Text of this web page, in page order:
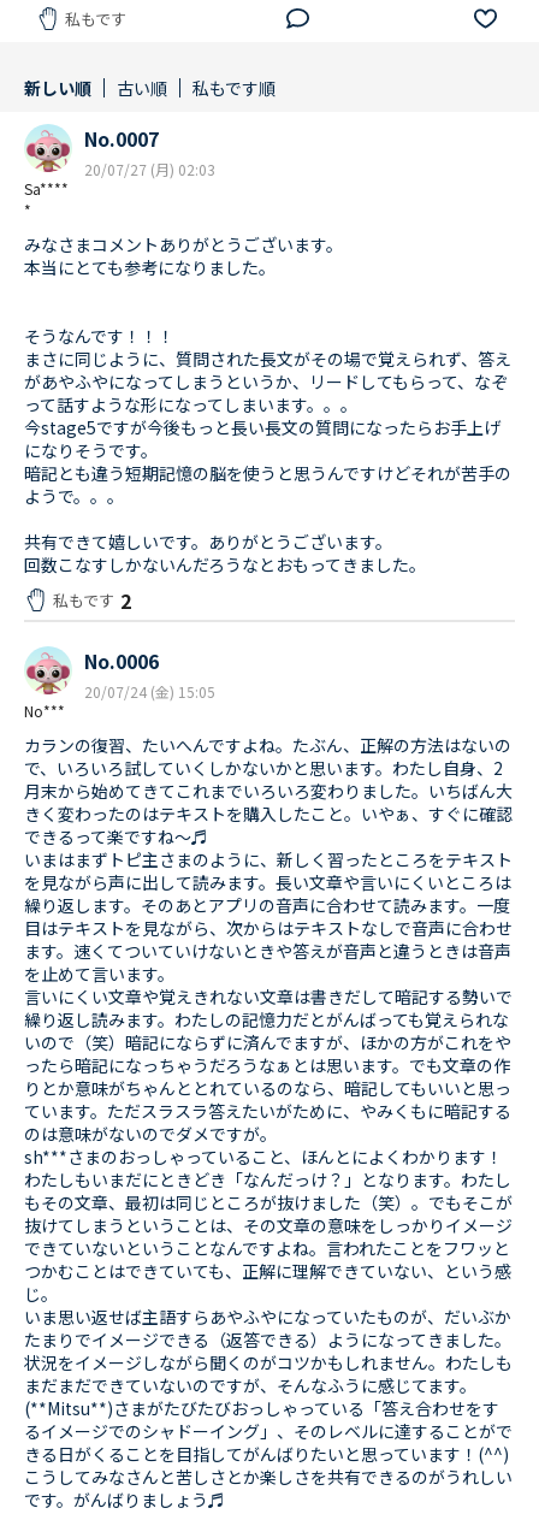
私もです
新しい順 古い順 私もです順
Sa****
*
No.0007
20/07/27 (月) 02:03
みなさまコメントありがとうございます。
本当にとても参考になりました。
そうなんです！！！
まさに同じように、質問された長文がその場で覚えられず、答え
があやふやになってしまうというか、リードしてもらって、なぞ
って話すような形になってしまいます。。。
今stage5ですが今後もっと長い長文の質問になったらお手上げ
になりそうです。
暗記とも違う短期記憶の脳を使うと思うんですけどそれが苦手の
ようで。。。
共有できて嬉しいです。ありがとうございます。
回数こなすしかないんだろうなとおもってきました。
私もです 2
No***
No.0006
20/07/24 (金) 15:05
カランの復習、たいへんですよね。たぶん、正解の方法はないの
で、いろいろ試していくしかないかと思います。わたし自身、2
月末から始めてきてこれまでいろいろ変わりました。いちばん大
きく変わったのはテキストを購入したこと。いやぁ、すぐに確認
できるって楽ですね〜♬
いまはまずトピ主さまのように、新しく習ったところをテキスト
を見ながら声に出して読みます。長い文章や言いにくいところは
繰り返します。そのあとアプリの音声に合わせて読みます。一度
目はテキストを見ながら、次からはテキストなしで音声に合わせ
ます。速くてついていけないときや答えが音声と違うときは音声
を止めて言います。
言いにくい文章や覚えきれない文章は書きだして暗記する勢いで
繰り返し読みます。わたしの記憶力だとがんばっても覚えられな
いので（笑）暗記にならずに済んでますが、ほかの方がこれをや
ったら暗記になっちゃうだろうなぁとは思います。でも文章の作
りとか意味がちゃんととれているのなら、暗記してもいいと思っ
ています。ただスラスラ答えたいがために、やみくもに暗記する
のは意味がないのでダメですが。
sh***さまのおっしゃっていること、ほんとによくわかります！
わたしもいまだにときどき「なんだっけ？」となります。わたし
もその文章、最初は同じところが抜けました（笑）。でもそこが
抜けてしまうということは、その文章の意味をしっかりイメージ
できていないということなんですよね。言われたことをフワッと
つかむことはできていても、正解に理解できていない、という感
じ。
いま思い返せば主語すらあやふやになっていたものが、だいぶか
たまりでイメージできる（返答できる）ようになってきました。
状況をイメージしながら聞くのがコツかもしれません。わたしも
まだまだできていないのですが、そんなふうに感じてます。
(**Mitsu**)さまがたびたびおっしゃっている「答え合わせをす
るイメージでのシャドーイング」、そのレベルに達することがで
きる日がくることを目指してがんばりたいと思っています！(^^)
こうしてみなさんと苦しさとか楽しさを共有できるのがうれしい
です。がんばりましょう♬